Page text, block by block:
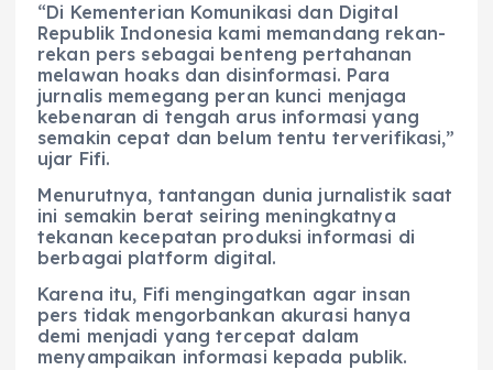
“Di Kementerian Komunikasi dan Digital
Republik Indonesia kami memandang rekan-
rekan pers sebagai benteng pertahanan
melawan hoaks dan disinformasi. Para
jurnalis memegang peran kunci menjaga
kebenaran di tengah arus informasi yang
semakin cepat dan belum tentu terverifikasi,”
ujar Fifi.
Menurutnya, tantangan dunia jurnalistik saat
ini semakin berat seiring meningkatnya
tekanan kecepatan produksi informasi di
berbagai platform digital.
Karena itu, Fifi mengingatkan agar insan
pers tidak mengorbankan akurasi hanya
demi menjadi yang tercepat dalam
menyampaikan informasi kepada publik.